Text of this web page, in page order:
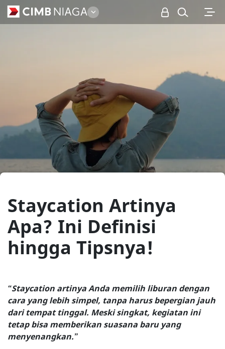
Personal
Staycation Artinya
Apa? Ini Definisi
hingga Tipsnya!
“Staycation artinya Anda memilih liburan dengan
cara yang lebih simpel, tanpa harus bepergian jauh
dari tempat tinggal. Meski singkat, kegiatan ini
tetap bisa memberikan suasana baru yang
menyenangkan.”